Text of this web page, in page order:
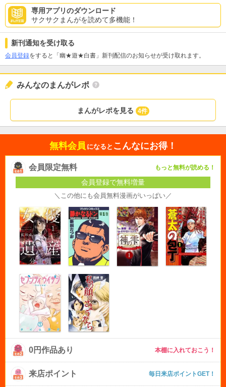
専用アプリのダウンロード
サクサクまんがを読めて多機能！
新刊通知を受け取る
会員登録をすると「幽★遊★白書」新刊配信のお知らせが受け取れます。
みんなのまんがレポ
まんがレポを見る 4件
無料会員 になると こんなにお得！
会員限定無料 もっと無料が読める！
会員登録で無料増量
＼この他にも会員無料漫画がいっぱい／
0円作品あり 本棚に入れておこう！
来店ポイント 毎日来店ポイントGET！